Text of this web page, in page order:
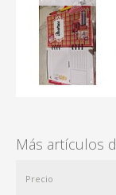
Más artículos
Precio